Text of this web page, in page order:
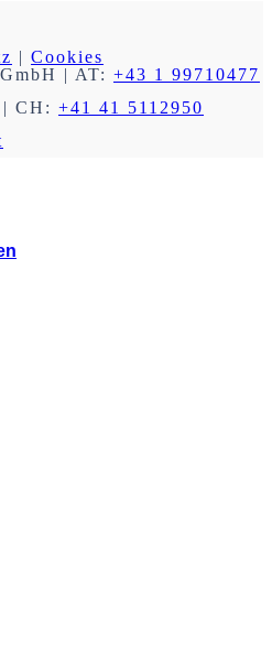
| Cookies
| AT: +43 1 99710477
| CH: +41 41 5112950